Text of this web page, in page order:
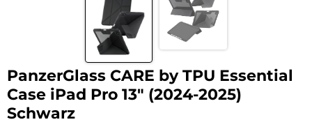
PanzerGlass CARE by TPU Essential
Case iPad Pro 13″ (2024-2025)
Schwarz